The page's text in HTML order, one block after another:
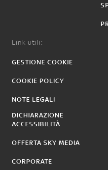
Link utili:
GESTIONE COOKIE
COOKIE POLICY
NOTE LEGALI
DICHIARAZIONE
ACCESSIBILITÀ
OFFERTA SKY MEDIA
CORPORATE